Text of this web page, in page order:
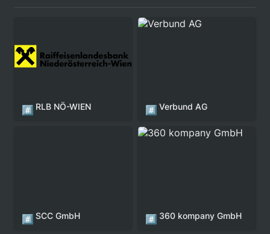
#️⃣ RLB NÖ-WIEN
Verbund AG
#️⃣ Verbund AG
#️⃣ SCC GmbH
360 kompany GmbH
#️⃣ 360 kompany GmbH